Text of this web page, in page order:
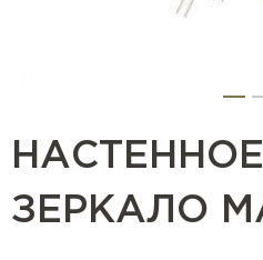
НАСТЕННОЕ
ЗЕРКАЛО